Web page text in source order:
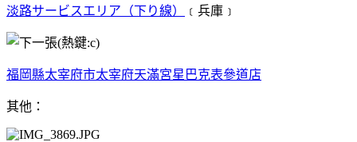
淡路サービスエリア（下り線） ﹝兵庫﹞
福岡縣太宰府市太宰府天滿宮星巴克表參道店
其他：